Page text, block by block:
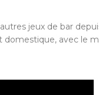
jeux de bar
avec le